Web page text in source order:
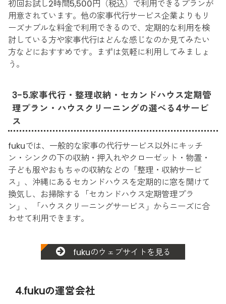
初回お試し2時間5,500円（税込）で利用できるプランが
用意されています。他の家事代行サービス企業よりもリ
ーズナブルな料金で利用できるので、定期的な利用を検
討している方や家事代行はどんな感じなのか見てみたい
方などにおすすめです。まずは気軽に利用してみましょ
う。
3-5.家事代行・整理収納・セカンドハウス定期管
理プラン・ハウスクリーニングの選べる4サービ
ス
fukuでは、一般的な家事の代行サービス以外にキッチ
ン・シンクの下の収納・押入れやクローゼット・物置・
子ども服やおもちゃの収納などの「整理・収納サービ
ス」、沖縄にあるセカンドハウスを定期的に窓を開けて
換気し、お掃除する「セカンドハウス定期管理プラ
ン」、「ハウスクリーニングサービス」からニーズに合
わせて利用できます。
fukuのウェブサイトを見る
4.fukuの運営会社